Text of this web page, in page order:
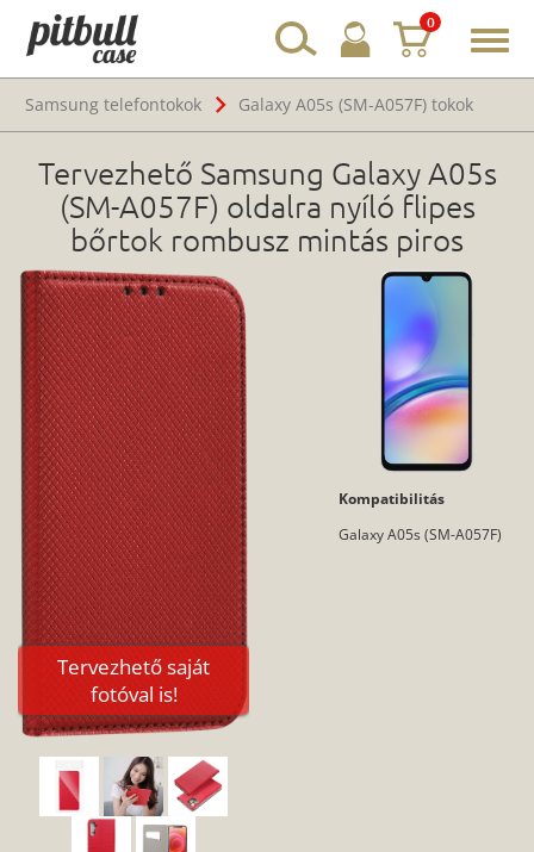
0
Samsung telefontokok
Galaxy A05s (SM-A057F) tokok
Tervezhető Samsung Galaxy A05s
(SM-A057F) oldalra nyíló flipes
bőrtok rombusz mintás piros
Tervezhető saját
fotóval is!
Kompatibilitás
Galaxy A05s (SM-A057F)